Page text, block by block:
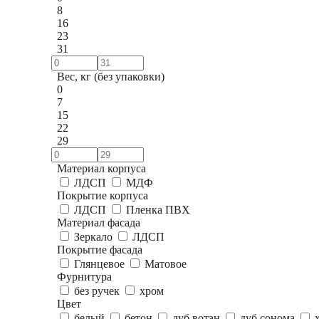
8
16
23
31
Вес, кг (без упаковки)
0
7
15
22
29
Материал корпуса
ЛДСП
МДФ
Покрытие корпуса
ЛДСП
Пленка ПВХ
Материал фасада
Зеркало
ЛДСП
Покрытие фасада
Глянцевое
Матовое
Фурнитура
без ручек
хром
Цвет